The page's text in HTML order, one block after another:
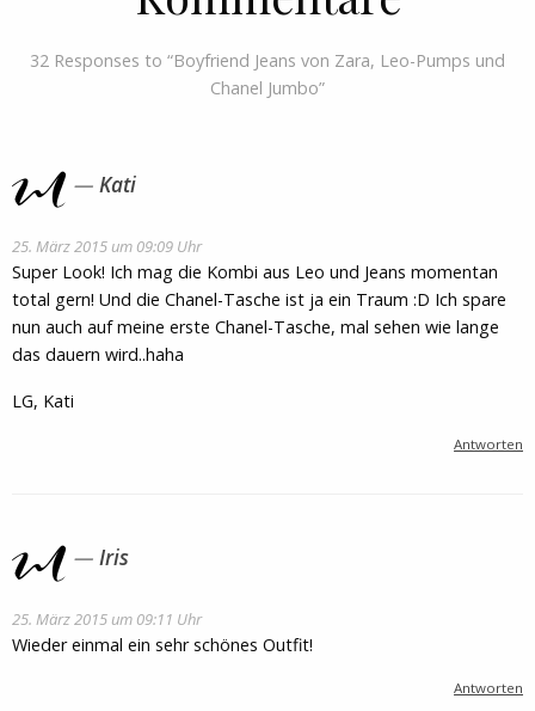
32 Responses to “Boyfriend Jeans von Zara, Leo-Pumps und
Chanel Jumbo”
Kati
25. März 2015 um 09:09 Uhr
Super Look! Ich mag die Kombi aus Leo und Jeans momentan
total gern! Und die Chanel-Tasche ist ja ein Traum :D Ich spare
nun auch auf meine erste Chanel-Tasche, mal sehen wie lange
das dauern wird..haha
LG, Kati
Antworten
Iris
25. März 2015 um 09:11 Uhr
Wieder einmal ein sehr schönes Outfit!
Antworten